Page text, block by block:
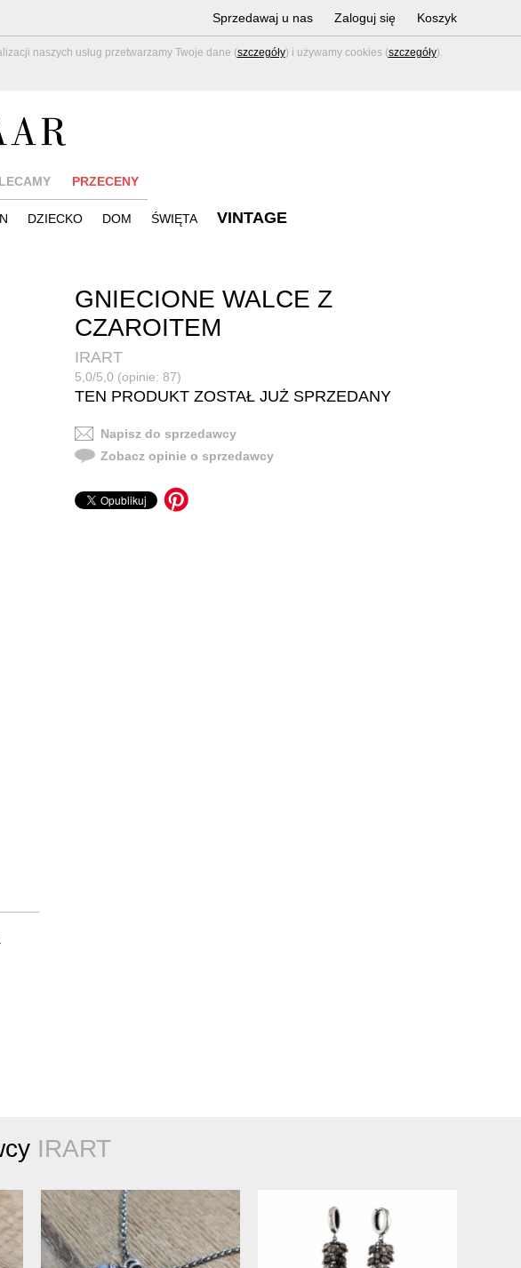
naszych usług przetwarzamy Twoje dane (szczegóły) i używamy cookies (szczegóły).
Sprzedawaj u nas Zaloguj się Koszyk
PRZECENY
DZIECKO DOM ŚWIĘTA VINTAGE
GNIECIONE WALCE Z
CZAROITEM
IRART
5,0/5,0 (opinie: 87)
TEN PRODUKT ZOSTAŁ JUŻ SPRZEDANY
Napisz do sprzedawcy
Zobacz opinie o sprzedawcy
IRART